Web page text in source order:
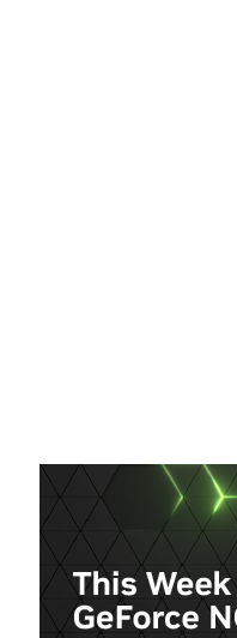
Share
さら
新ゲ